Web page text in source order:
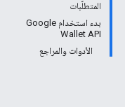
المتطلّبات
بدء استخدام Google
Wallet API
الأدوات والمراجع